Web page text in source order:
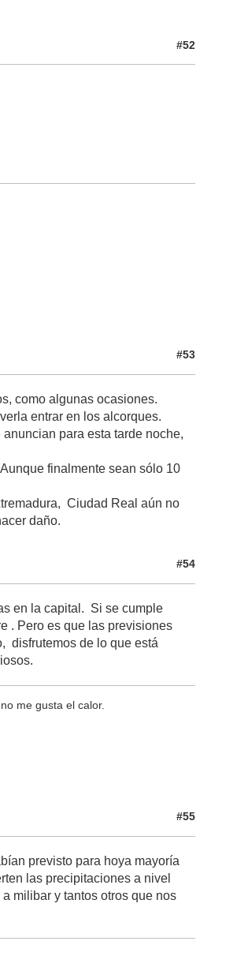
#52
#53
como algunas ocasiones.
entrar en los alcorques.
para esta tarde noche,
finalmente sean sólo 10
Ciudad Real aún no
daño.
#54
en la capital. Si se cumple
. Pero es que las previsiones
disfrutemos de lo que está
me gusta el calor.
#55
previsto para hoya mayoría
las precipitaciones a nivel
milibar y tantos otros que nos